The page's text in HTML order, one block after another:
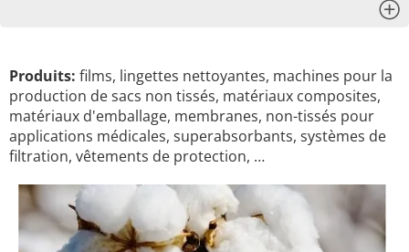
Produits: films, lingettes nettoyantes, machines pour la
production de sacs non tissés, matériaux composites,
matériaux d'emballage, membranes, non-tissés pour
applications médicales, superabsorbants, systèmes de
filtration, vêtements de protection, …